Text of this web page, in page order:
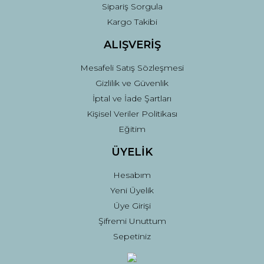
Gönder
Sipariş Sorgula
Kargo Takibi
ALIŞVERİŞ
Mesafeli Satış Sözleşmesi
Gizlilik ve Güvenlik
İptal ve İade Şartları
Kişisel Veriler Politikası
Eğitim
ÜYELİK
Hesabım
Yeni Üyelik
Üye Girişi
Şifremi Unuttum
Sepetiniz